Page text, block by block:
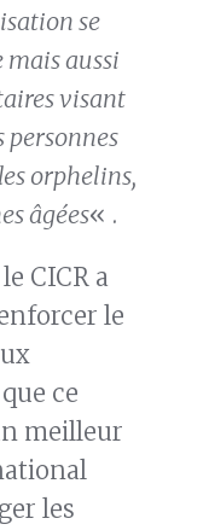
se
aussi
visant
personnes
orphelins,
âgées« .
CICR a
le
ce
meilleur
les